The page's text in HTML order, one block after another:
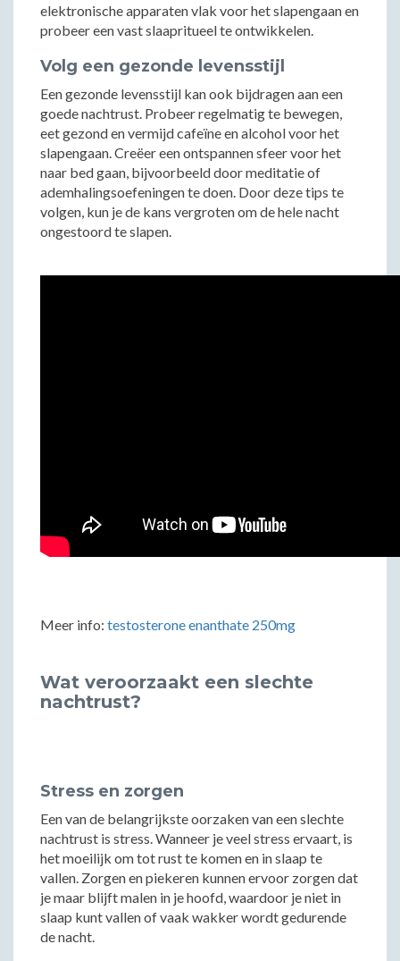
elektronische apparaten vlak voor het slapengaan en
probeer een vast slaapritueel te ontwikkelen.
Volg een gezonde levensstijl
Een gezonde levensstijl kan ook bijdragen aan een
goede nachtrust. Probeer regelmatig te bewegen,
eet gezond en vermijd cafeïne en alcohol voor het
slapengaan. Creëer een ontspannen sfeer voor het
naar bed gaan, bijvoorbeeld door meditatie of
ademhalingsoefeningen te doen. Door deze tips te
volgen, kun je de kans vergroten om de hele nacht
ongestoord te slapen.
Meer info: testosterone enanthate 250mg
Wat veroorzaakt een slechte
nachtrust?
Stress en zorgen
Een van de belangrijkste oorzaken van een slechte
nachtrust is stress. Wanneer je veel stress ervaart, is
het moeilijk om tot rust te komen en in slaap te
vallen. Zorgen en piekeren kunnen ervoor zorgen dat
je maar blijft malen in je hoofd, waardoor je niet in
slaap kunt vallen of vaak wakker wordt gedurende
de nacht.